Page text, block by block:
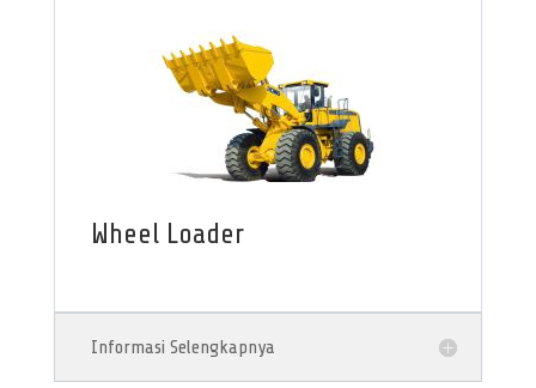
Wheel Loader
Informasi Selengkapnya